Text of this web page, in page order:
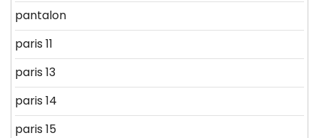
pantalon
paris 11
paris 13
paris 14
paris 15